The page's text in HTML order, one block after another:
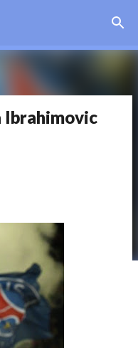
principal
Ibrahimovic